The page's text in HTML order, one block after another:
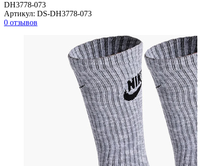
DH3778-073
Артикул: DS-DH3778-073
0 отзывов